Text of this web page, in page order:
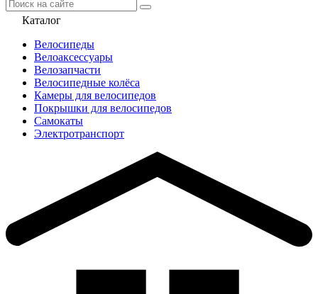
Каталог
Велосипеды
Велоаксессуары
Велозапчасти
Велосипедные колёса
Камеры для велосипедов
Покрышки для велосипедов
Самокаты
Электротранспорт